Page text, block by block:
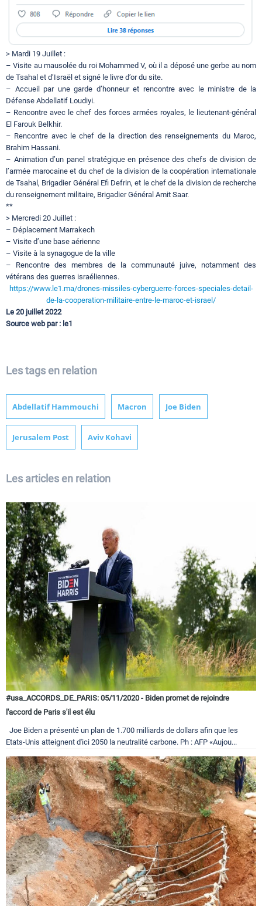
> Mardi 19 Juillet :
– Visite au mausolée du roi Mohammed V, où il a déposé une gerbe au nom
de Tsahal et d’Israël et signé le livre d’or du site.
– Accueil par une garde d’honneur et rencontre avec le ministre de la
Défense Abdellatif Loudiyi.
– Rencontre avec le chef des forces armées royales, le lieutenant-général
El Farouk Belkhir.
– Rencontre avec le chef de la direction des renseignements du Maroc,
Brahim Hassani.
– Animation d’un panel stratégique en présence des chefs de division de
l’armée marocaine et du chef de la division de la coopération internationale
de Tsahal, Brigadier Général Efi Defrin, et le chef de la division de recherche
du renseignement militaire, Brigadier Général Amit Saar.
**
> Mercredi 20 Juillet :
– Déplacement Marrakech
– Visite d’une base aérienne
– Visite à la synagogue de la ville
– Rencontre des membres de la communauté juive, notamment des
vétérans des guerres israéliennes.
https://www.le1.ma/drones-missiles-cyberguerre-forces-speciales-detail-
de-la-cooperation-militaire-entre-le-maroc-et-israel/
Le 20 juillet 2022
Source web par : le1
Les tags en relation
Abdellatif Hammouchi Macron Joe Biden
Jerusalem Post Aviv Kohavi
Les articles en relation
#usa_ACCORDS_DE_PARIS: 05/11/2020 - Biden promet de rejoindre
l'accord de Paris s'il est élu
Joe Biden a présenté un plan de 1.700 milliards de dollars afin que les
Etats-Unis atteignent d'ici 2050 la neutralité carbone. Ph : AFP «Aujou...